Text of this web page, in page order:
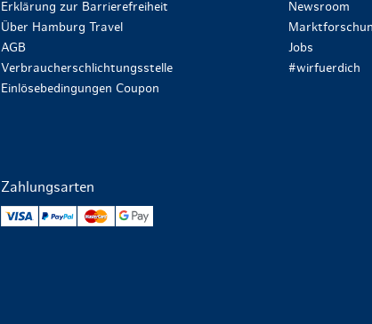
Erklärung zur Barrierefreiheit
Über Hamburg Travel
AGB
Verbraucherschlichtungsstelle
Einlösebedingungen Coupon
Newsroom
Jobs
#wirfuerdich
Zahlungsarten
VISA PayPal Mastercard